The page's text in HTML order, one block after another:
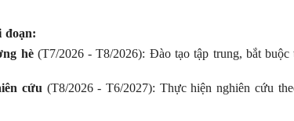
đoạn:
hè(T7/2026 - T8/2026): Đào tạo tập trung, bắt
cứu (T8/2026 - T6/2027): Thực hiện nghiên cứu